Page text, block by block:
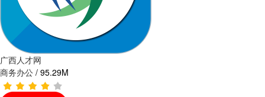
广西人才网
商务办公 / 95.29M